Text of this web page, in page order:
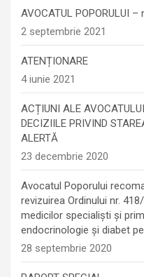
AVOCATUL POPORULUI –
2 septembrie 2021
ATENȚIONARE
4 iunie 2021
ACȚIUNI ALE
DECIZIILE PRIVIND
ALERTĂ
23 decembrie 2020
Avocatul Poporului
revizuirea Ordinului nr.
medicilor specialiști și
endocrinologie şi diabet
28 septembrie 2020